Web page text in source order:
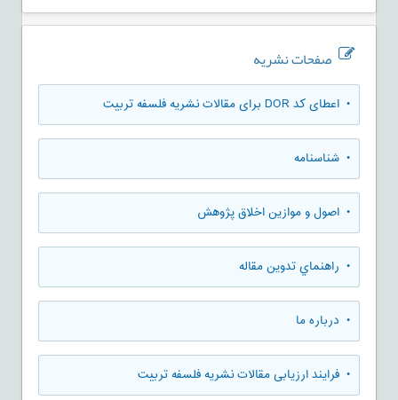
صفحات نشریه
• اعطای کد DOR برای مقالات نشریه فلسفه تربیت
• شناسنامه
• اصول و موازین اخلاق پژوهش
• راهنماي تدوين مقاله
• درباره ما
• فرایند ارزیابی مقالات نشریه فلسفه تربیت